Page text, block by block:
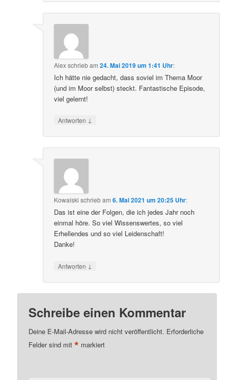
Alexschriebam24. Mai 2019 um 1:41 Uhr:
Ich hätte nie gedacht, dass soviel im Thema Moor
(und im Moor selbst) steckt. Fantastische Episode,
viel gelernt!
Antworten ↓
Kowalski schriebam6. Mai 2021 um 20:25 Uhr:
Das ist eine der Folgen, die ich jedes Jahr noch
einmal höre. So viel Wissenswertes, so viel
Erhellendes und so viel Leidenschaft!
Danke!
Antworten ↓
Schreibe einen Kommentar
Deine E-Mail-Adresse wird nicht veröffentlicht. Erforderliche
Felder sind mit* markiert